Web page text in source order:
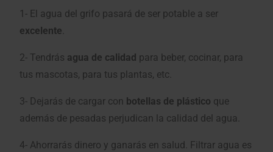
1- El agua del grifo pasará de ser potable a ser
excelente
2- Tendrás agua de calidad para beber, cocinar, para
tus mascotas, para tus plantas, etc.
3- Dejarás de cargar con botellas de plástico que
además de pesadas perjudican la calidad del agua.
4- Ahorrarás dinero y ganarás en salud. Filtrar agua es